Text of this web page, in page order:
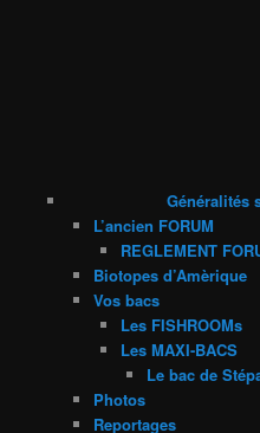
Généralités
L’ancien FORUM
REGLEMENT
Biotopes d’Amèrique
Vos bacs
Les FISHROOMs
Les MAXI-BACS
Le bac de
Photos
Reportages